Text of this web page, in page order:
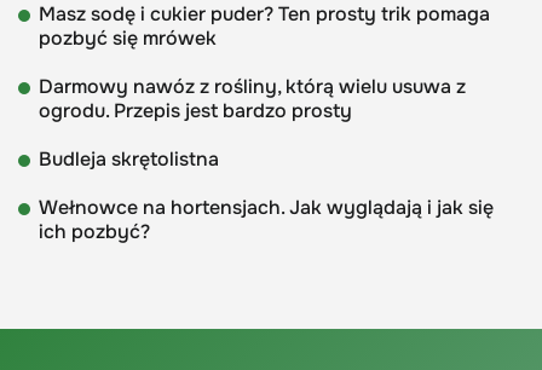
Masz sodę i cukier puder? Ten prosty trik pomaga
pozbyć się mrówek
Darmowy nawóz z rośliny, którą wielu usuwa z
ogrodu. Przepis jest bardzo prosty
Budleja skrętolistna
Wełnowce na hortensjach. Jak wyglądają i jak się
ich pozbyć?